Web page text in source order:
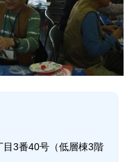
3番40号（低層棟3階